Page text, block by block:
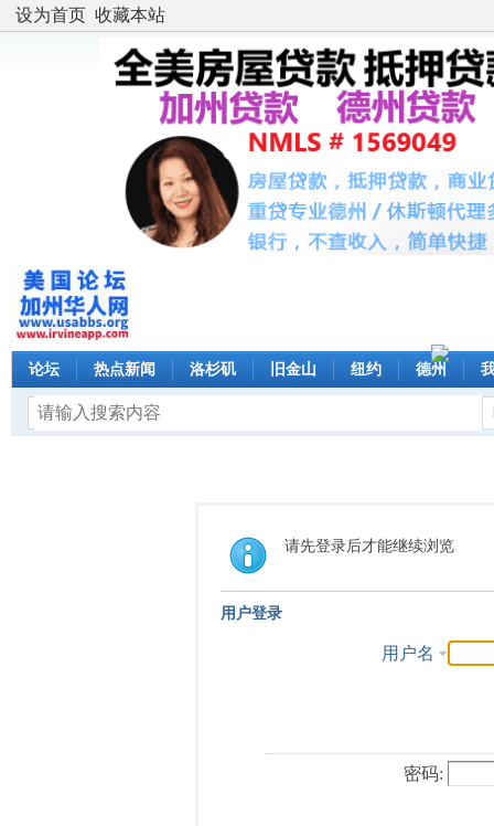
设为首页 收藏本站
论坛 热点新闻 洛杉矶 旧金山 纽约 德州
请先登录后才能继续浏览
用户登录
用户名
密码: